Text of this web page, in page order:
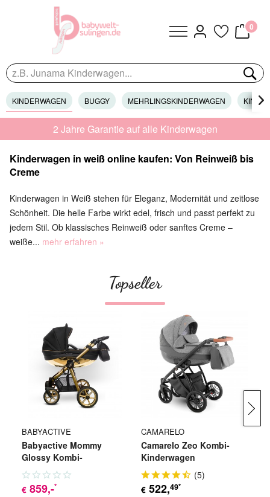
0
KINDERWAGEN BUGGY MEHRLINGSKINDERWAGEN 
2 Jahre Garantie auf alle Kinderwagen
Kinderwagen in weiß online kaufen: Von Reinweiß bis
Creme
Kinderwagen in Weiß stehen für Eleganz, Modernität und zeitlose
Schönheit. Die helle Farbe wirkt edel, frisch und passt perfekt zu
jedem Stil. Ob klassisches Reinweiß oder sanftes Creme –
weiße... mehr erfahren »
Topseller
BABYACTIVE
Babyactive Mommy
Glossy Kombi-
Kinderwagen
€ 859,-*
CAMARELO
Camarelo Zeo Kombi-
Kinderwagen
(5)
€ 522,49*